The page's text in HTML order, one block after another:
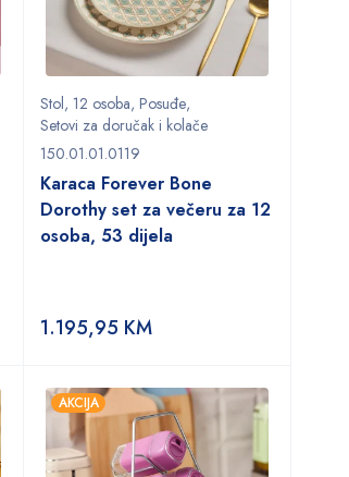
Stol, 12 osoba, Posuđe,
Setovi za doručak i kolače
150.01.01.0119
Karaca Forever Bone
Dorothy set za večeru za 12
osoba, 53 dijela
1.195,95 KM
AKCIJA